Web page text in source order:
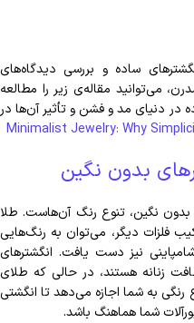
ساده و بررسی دیدگاه‌های
می‌توانید مقاله‌ی زیر را مطالعه
در دنیای مد و فشن و تأثیر آن‌ها در
Minimalist Jewelry: Why
بدون نگین
بدون نگین، تنوع رنگ آن‌هاست. طلا
فلزات دیگر، می‌توان به رنگ‌هایی
نیز دست یافت. انگشترهای
زنانه هستند، در حالی که طلای
به شما اجازه می‌دهد تا انگشتی
شما هماهنگ باشد.